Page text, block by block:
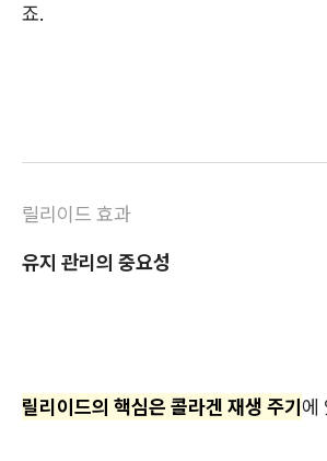
죠.
릴리이드 효과
유지 관리의 중요성
릴리이드의 핵심은 콜라겐 재생 주기에